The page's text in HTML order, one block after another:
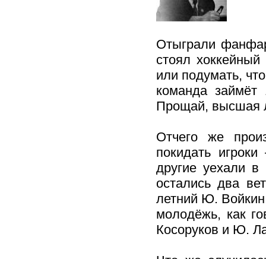
Отыграли
стоял
или подумать,
команда займёт
Прощай, высшая
Отчего же
покидать
другие уехали в
остались два
летний Ю.
молодёжь, как
Косоруков и Ю.